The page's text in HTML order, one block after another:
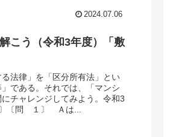
2024.07.06
こう（令和3年度）「敷
法律」を「区分所有法」とい
である。それでは、「マンシ
チャレンジしてみよう。令和3
〔問 １〕 Ａは...